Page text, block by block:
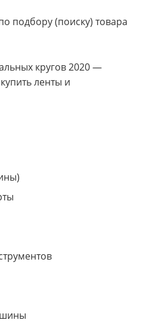
подбору (поиску) товара
кругов 2020 —
ленты и